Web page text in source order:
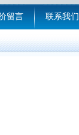
留言 联系我们